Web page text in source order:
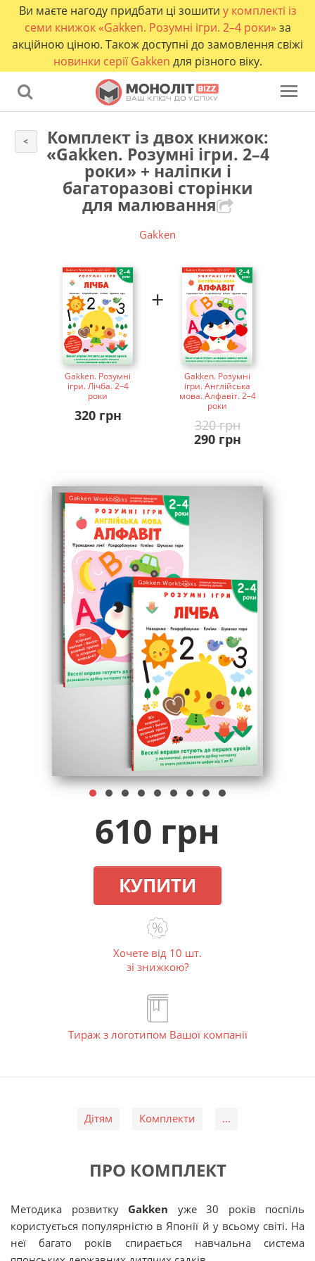
Ви маєте нагоду придбати ці зошити у комплекті із
семи книжок «Gakken. Розумні ігри. 2–4 роки» за
акційною ціною. Також доступні до замовлення свіжі
новинки серії Gakken для різного віку.
< Комплект із двох книжок:
«Gakken. Розумні ігри. 2–4
роки» + наліпки і
багаторазові сторінки
для малювання
Gakken
Gakken. Розумні
ігри. Лічба. 2–4
роки
320 грн
+
Gakken. Розумні
ігри. Англійська
мова. Алфавіт. 2–4
роки
320 грн
290 грн
610 грн
КУПИТИ
Хочете від 10 шт.
зі знижкою?
Тираж з логотипом Вашої компанії
Дітям Комплекти ...
ПРО КОМПЛЕКТ
Методика розвитку Gakken уже 30 років поспіль
користується популярністю в Японії й у всьому світі. На
неї багато років спирається навчальна система